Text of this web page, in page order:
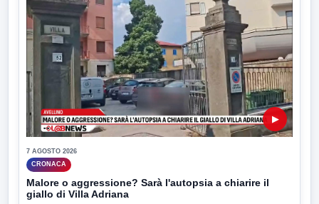
▶
7 AGOSTO 2026
CRONACA
Malore o aggressione? Sarà l'autopsia a chiarire il
giallo di Villa Adriana